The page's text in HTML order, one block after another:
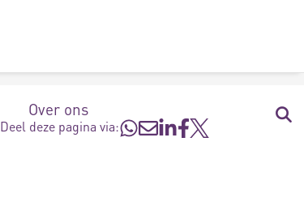
Over ons
Deel deze pagina via: